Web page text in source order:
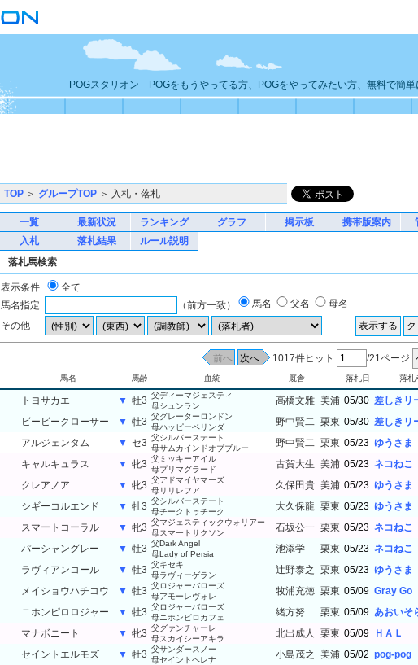
POGスタリオン POGをもうやってる方、POGをやってみたい方、無料で簡単
TOP ＞ グループTOP ＞ 入札・落札
一覧 最新状況 ランキング グラフ 掲示板 携帯版案内
入札
落札結果
ルール説明
落札馬検索
表示条件
全て
馬名指定
（前方一致） 馬名 父名
母名
その他
1017件ヒット /21ページ
馬名 馬齢 血統 厩舎 落札日 落札
トヨサカエ ▼ 牡3 父ディーマジェスティ
母シュンラン
高橋文雅 美浦 05/30 差しきリ
ビービークローサー
▼ 牡3 父グレーターロンドン
母ハッピーベリンダ
野中賢二 栗東 05/30 差しきリ
アルジェンタム
▼ セ3 父シルバーステート
母サムカインドオブブルー
野中賢二 栗東 05/23 ゆうさま
キャルキュラス
▼ 牝3 父ミッキーアイル
母プリマグラード
古賀大生 美浦 05/23 ネコねこ
クレアノア
▼ 牝3 父アドマイヤマーズ
母リリレフア
久保田貴 美浦 05/23 ゆうさま
シギーコルエンド
▼ 牡3 父シルバーステート
母チークトゥチーク
大久保龍 栗東 05/23 ゆうさま
スマートコーラル
▼ 牝3 父マジェスティックウォリアー
母スマートサクソン
石坂公一 栗東 05/23 ネコねこ
パーシャングレー
▼ 牡3 父Dark Angel
母Lady of Persia
池添学 栗東 05/23 ネコねこ
ラヴィアンコール
▼ 牡3 父キセキ
母ラヴィーゲラン
辻野泰之 栗東 05/23 ゆうさま
メイショウハチコウ
▼ 牡3 父ロジャーバローズ
母アモーレヴォレ
牧浦充徳 栗東 05/09 Gray Go
ニホンピロロジャー
▼ 牡3 父ロジャーバローズ
母ニホンピロカフェ
緒方努 栗東 05/09 あおいそ
マナボニート
▼ 牝3 父グァンチャーレ
母スカイシーアキラ
北出成人 栗東 05/09 ＨＡＬ
セイントエルモズ
▼ 牡3 父サンダースノー
母セイントヘレナ
小島茂之 美浦 05/02 pog-pog